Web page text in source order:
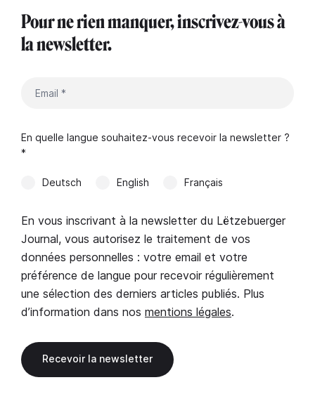
Pour ne rien manquer, inscrivez-vous à
la newsletter.
En quelle langue souhaitez-vous recevoir la newsletter ?
*
Deutsch English Français
En vous inscrivant à la newsletter du Lëtzebuerger
Journal, vous autorisez le traitement de vos
données personnelles : votre email et votre
préférence de langue pour recevoir régulièrement
une sélection des derniers articles publiés. Plus
d’information dans nos mentions légales.